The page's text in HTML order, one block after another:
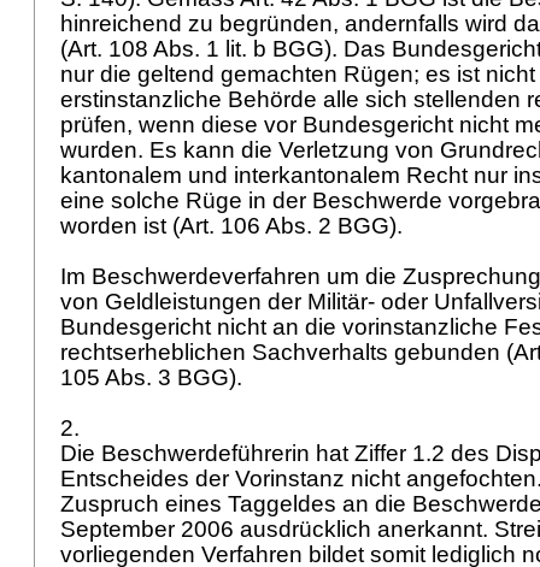
hinreichend zu begründen, andernfalls wird
(Art. 108 Abs. 1 lit. b BGG). Das
nur die geltend gemachten Rügen; es ist
erstinstanzliche Behörde alle sich stellenden
prüfen, wenn diese vor Bundesgericht nicht
wurden. Es kann die Verletzung von
kantonalem und interkantonalem Recht nur
eine solche Rüge in der Beschwerde
worden ist (Art. 106 Abs. 2 BGG).
Im Beschwerdeverfahren um die
von Geldleistungen der Militär- oder
Bundesgericht nicht an die vorinstanzliche
rechtserheblichen Sachverhalts gebunden (
105 Abs. 3 BGG).
2.
Die Beschwerdeführerin hat Ziffer 1.2 des
Entscheides der Vorinstanz nicht
Zuspruch eines Taggeldes an die
September 2006 ausdrücklich anerkannt.
vorliegenden Verfahren bildet somit lediglich